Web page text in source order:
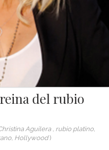
del rubio
Aguilera , rubio platino,
Hollywood)